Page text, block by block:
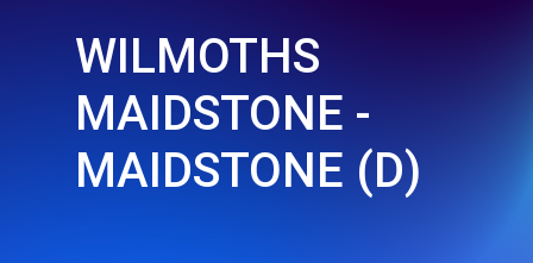
WILMOTHS
MAIDSTONE -
MAIDSTONE (D)